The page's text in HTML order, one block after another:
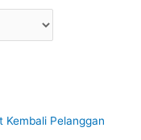
Pelanggan